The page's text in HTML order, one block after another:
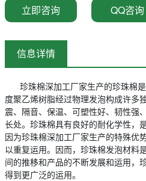
立即咨询 QQ咨询
信息详情
珍珠棉深加工厂家生产的珍珠棉
度聚乙烯树脂经过物理发泡构成许多
震、隔音、保温、可塑性好、韧性强
长处。珍珠棉具有良好的耐化学性，
因为珍珠棉深加工厂家生产的特殊优
以重复运用。因而，珍珠棉发泡材料
间的推移和产品的不断发展和运用，
得到更广泛的运用。